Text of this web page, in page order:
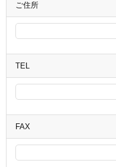
ご住所
TEL
FAX